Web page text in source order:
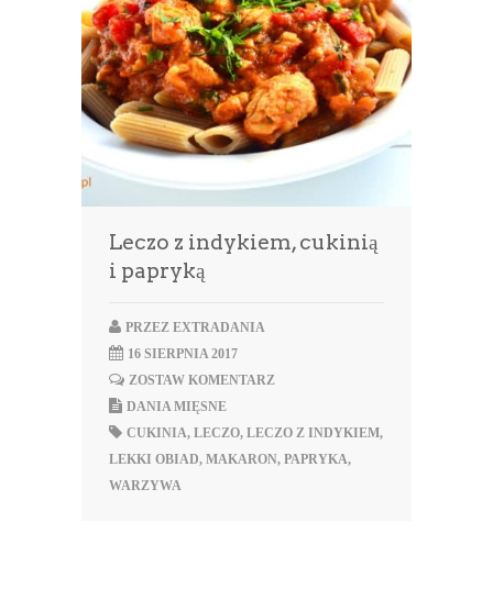
Leczo z indykiem, cukinią
i papryką
PRZEZ EXTRADANIA
16 SIERPNIA 2017
ZOSTAW KOMENTARZ
DANIA MIĘSNE
CUKINIA, LECZO, LECZO Z INDYKIEM,
LEKKI OBIAD, MAKARON, PAPRYKA,
WARZYWA